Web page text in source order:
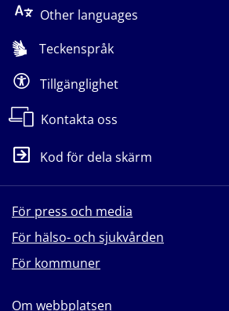
Other languages
Teckenspråk
Tillgänglighet
Kontakta oss
Kod för dela skärm
För press och media
För hälso- och sjukvården
För kommuner
Om webbplatsen